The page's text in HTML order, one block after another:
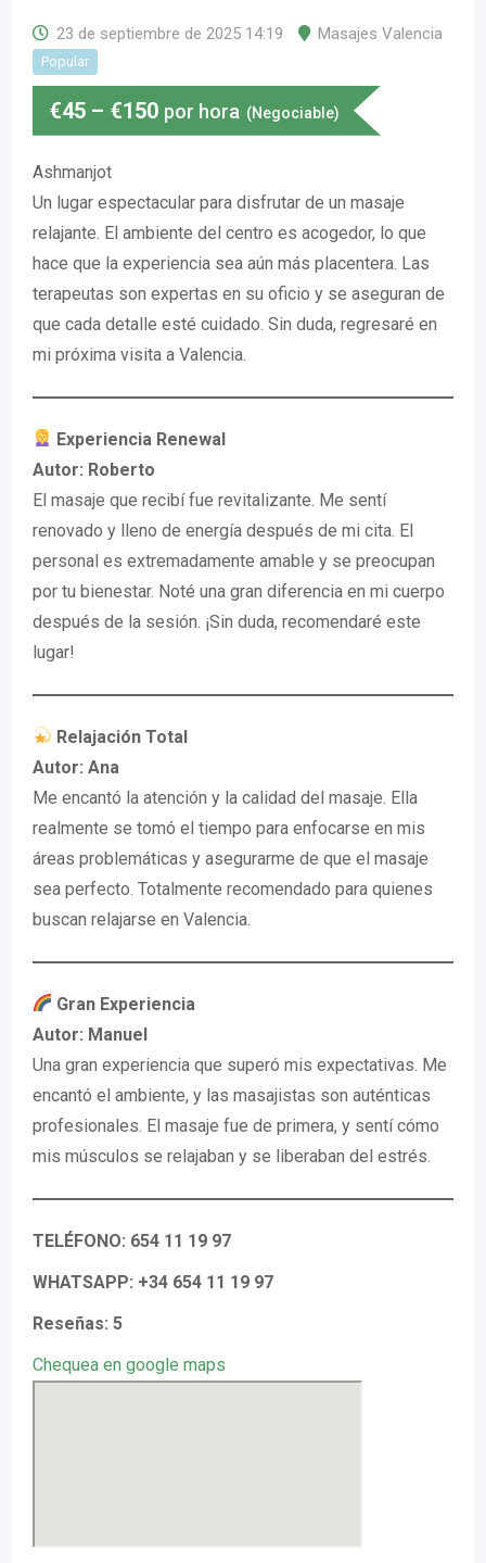
23 de septiembre de 2025 14:19 Masajes Valencia
Popular
€45 – €150 por hora (Negociable)
Ashmanjot
Un lugar espectacular para disfrutar de un masaje
relajante. El ambiente del centro es acogedor, lo que
hace que la experiencia sea aún más placentera. Las
terapeutas son expertas en su oficio y se aseguran de
que cada detalle esté cuidado. Sin duda, regresaré en
mi próxima visita a Valencia.
Experiencia Renewal
Autor: Roberto
El masaje que recibí fue revitalizante. Me sentí
renovado y lleno de energía después de mi cita. El
personal es extremadamente amable y se preocupan
por tu bienestar. Noté una gran diferencia en mi cuerpo
después de la sesión. ¡Sin duda, recomendaré este
lugar!
Relajación Total
Autor: Ana
Me encantó la atención y la calidad del masaje. Ella
realmente se tomó el tiempo para enfocarse en mis
áreas problemáticas y asegurarme de que el masaje
sea perfecto. Totalmente recomendado para quienes
buscan relajarse en Valencia.
Gran Experiencia
Autor: Manuel
Una gran experiencia que superó mis expectativas. Me
encantó el ambiente, y las masajistas son auténticas
profesionales. El masaje fue de primera, y sentí cómo
mis músculos se relajaban y se liberaban del estrés.
TELÉFONO: 654 11 19 97
WHATSAPP: +34 654 11 19 97
Reseñas: 5
Chequea en google maps